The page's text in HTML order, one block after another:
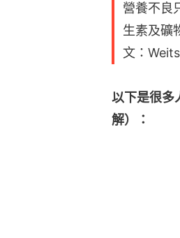
營養不良
生素及礦
文：
以下是很多
解）：